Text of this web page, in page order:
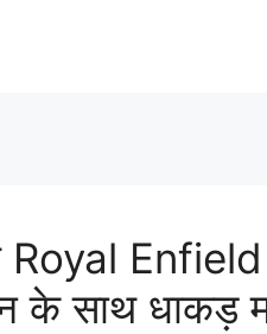
Enfield
के साथ धाकड़